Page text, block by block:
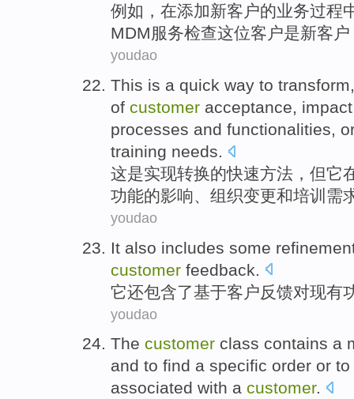
例如 ，在添加新客户的业务过程
MDM服务检查这位客户是新客户
youdao
This is a quick way to transform
of customer acceptance, impact
processes and functionalities,
training needs.
这是实现转换的快速方法 ， 但它
功能的影响、 组织变更和培训 需
youdao
It also includes some
customer feedback
它还包含了基于客户反馈对现有
youdao
The customer class contains a
and to find a specific order or to
associated with a customer.